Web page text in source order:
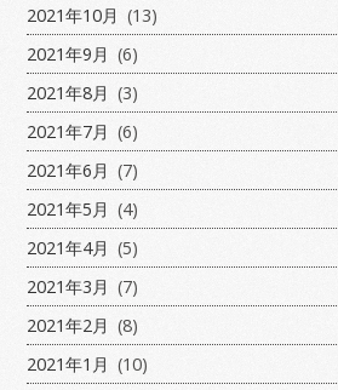
2021年10月 (13)
2021年9月 (6)
2021年8月 (3)
2021年7月 (6)
2021年6月 (7)
2021年5月 (4)
2021年4月 (5)
2021年3月 (7)
2021年2月 (8)
2021年1月 (10)